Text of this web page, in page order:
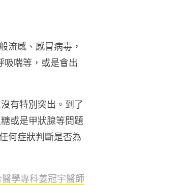
流感、感冒病毒，
吸喘等，或是會出
有特別突出。到了
或是甲狀腺等問題
何症狀判斷是否為
學專科姜冠宇醫師